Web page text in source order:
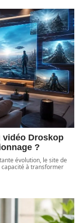
vidéo Droskop
?
évolution, le site de
à transformer